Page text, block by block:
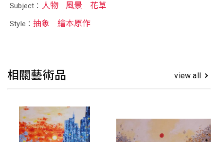
Subject： 人物 風景 花草
Style：抽象 繪本原作
相關藝術品 view all